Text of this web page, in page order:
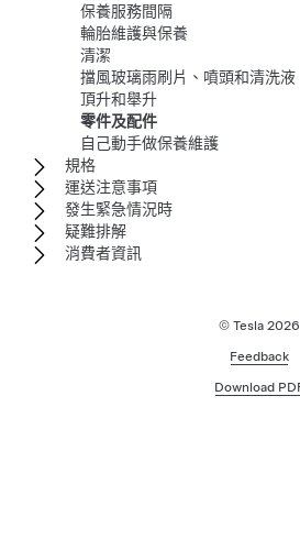
保養服務間隔
輪胎維護與保養
清潔
擋風玻璃雨刷片、噴頭和清洗液
頂升和舉升
零件及配件
自己動手做保養維護
規格
運送注意事項
發生緊急情況時
疑難排解
消費者資訊
© Tesla 2026
Feedback
Download